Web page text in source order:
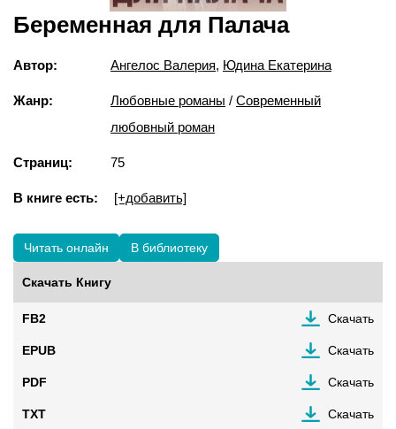
Беременная для Палача
Автор: Ангелос Валерия, Юдина Екатерина
Жанр: Любовные романы / Современный
любовный роман
Страниц: 75
В книге есть: [+добавить]
Читать онлайн В библиотеку
Скачать Книгу
FB2 Скачать
EPUB Скачать
PDF Скачать
TXT Скачать